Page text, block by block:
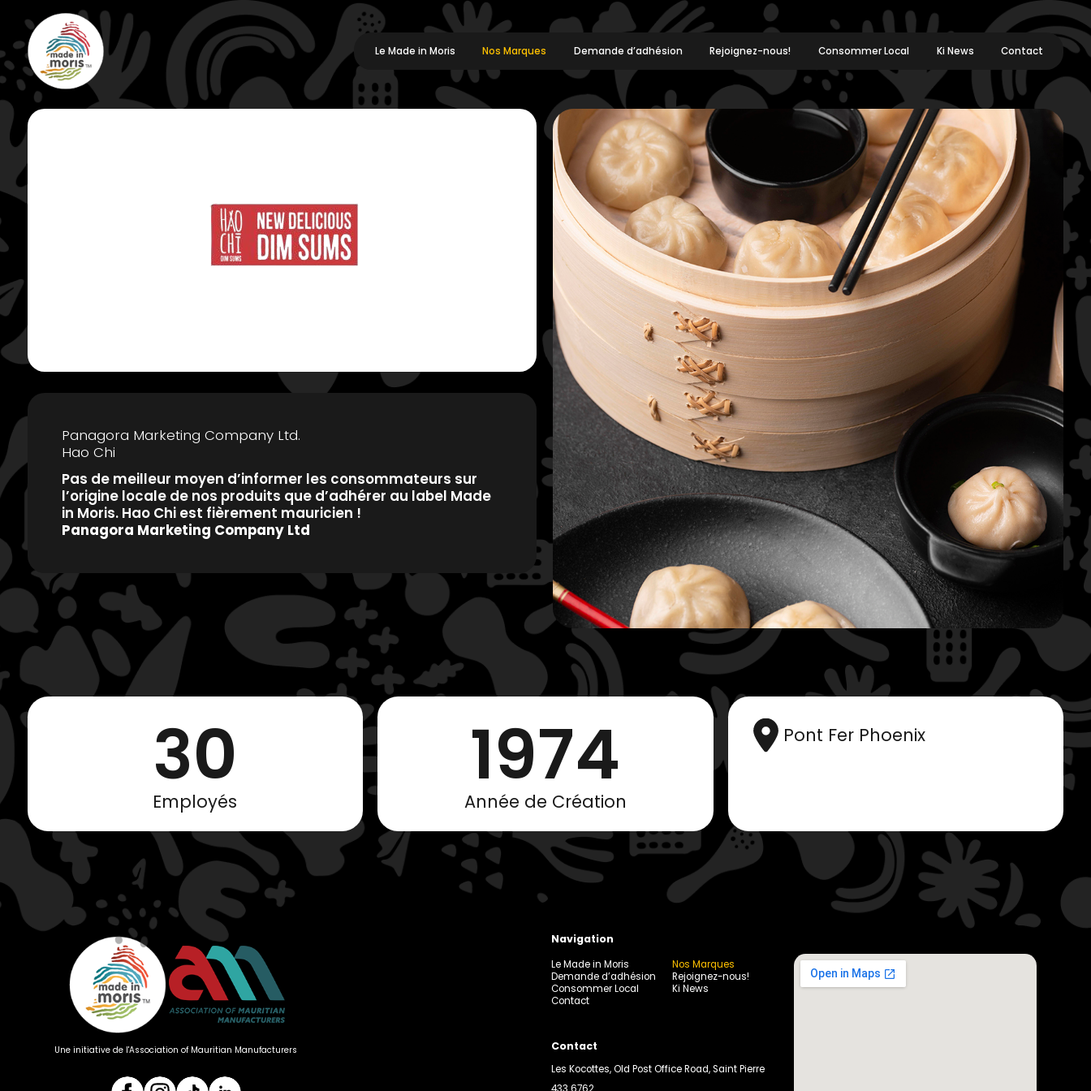
Le Made in Moris Nos Marques Demande d’adhésion Rejoignez-nous! Consommer Local Ki News Contact
Panagora Marketing Company Ltd.
Hao Chi
Pas de meilleur moyen d’informer les consommateurs sur
l’origine locale de nos produits que d’adhérer au label Made
in Moris. Hao Chi est fièrement mauricien !
Panagora Marketing Company Ltd
30
Employés 1974
Année de Création
Pont Fer Phoenix
Une initiative de l'Association of Mauritian Manufacturers
Navigation
Le Made in Moris
Nos Marques
Demande d’adhésion
Rejoignez-nous!
Consommer Local
Ki News
Contact
Contact
Les Kocottes, Old Post Office Road, Saint Pierre